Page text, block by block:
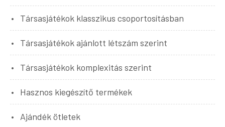
Társasjátékok klasszikus csoportosításban
Társasjátékok ajánlott létszám szerint
Társasjátékok komplexitás szerint
Hasznos kiegészítő termékek
Ajándék ötletek